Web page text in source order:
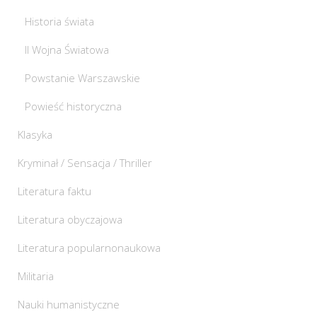
Historia świata
II Wojna Światowa
Powstanie Warszawskie
Powieść historyczna
Klasyka
Kryminał / Sensacja / Thriller
Literatura faktu
Literatura obyczajowa
Literatura popularnonaukowa
Militaria
Nauki humanistyczne